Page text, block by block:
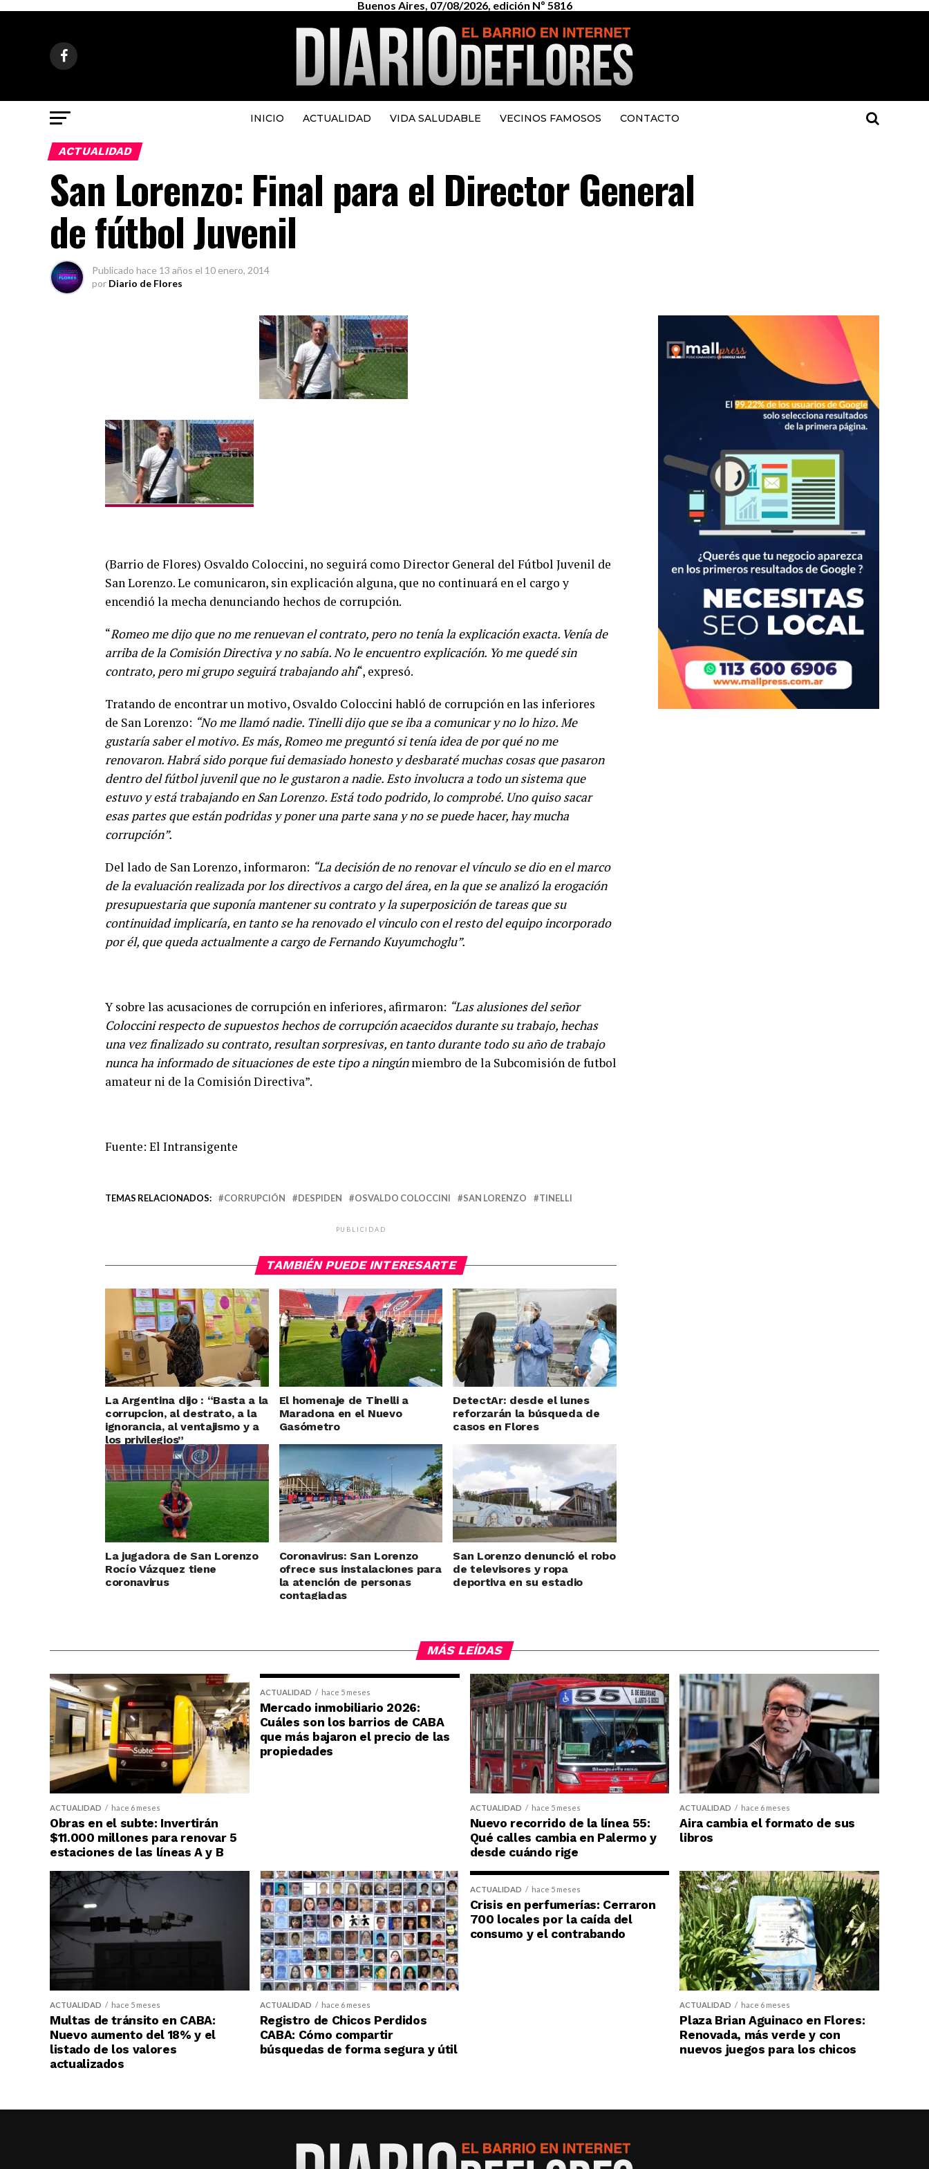
Buenos Aires, 07/08/2026, edición Nº 5816
INICIO ACTUALIDAD VIDA SALUDABLE VECINOS FAMOSOS CONTACTO
ACTUALIDAD
San Lorenzo: Final para el Director General
de fútbol Juvenil
Publicado hace 13 años el 10 enero, 2014
por Diario de Flores
(Barrio de Flores) Osvaldo Coloccini, no seguirá como Director General del Fútbol Juvenil de
San Lorenzo. Le comunicaron, sin explicación alguna, que no continuará en el cargo y
encendió la mecha denunciando hechos de corrupción.
“Romeo me dijo que no me renuevan el contrato, pero no tenía la explicación exacta. Venía de
arriba de la Comisión Directiva y no sabía. No le encuentro explicación. Yo me quedé sin
contrato, pero mi grupo seguirá trabajando ahí“, expresó.
Tratando de encontrar un motivo, Osvaldo Coloccini habló de corrupción en las inferiores
de San Lorenzo: “No me llamó nadie. Tinelli dijo que se iba a comunicar y no lo hizo. Me
gustaría saber el motivo. Es más, Romeo me preguntó si tenía idea de por qué no me
renovaron. Habrá sido porque fui demasiado honesto y desbaraté muchas cosas que pasaron
dentro del fútbol juvenil que no le gustaron a nadie. Esto involucra a todo un sistema que
estuvo y está trabajando en San Lorenzo. Está todo podrido, lo comprobé. Uno quiso sacar
esas partes que están podridas y poner una parte sana y no se puede hacer, hay mucha
corrupción”.
Del lado de San Lorenzo, informaron: “La decisión de no renovar el vínculo se dio en el marco
de la evaluación realizada por los directivos a cargo del área, en la que se analizó la erogación
presupuestaria que suponía mantener su contrato y la superposición de tareas que su
continuidad implicaría, en tanto se ha renovado el vinculo con el resto del equipo incorporado
por él, que queda actualmente a cargo de Fernando Kuyumchoglu”.
Y sobre las acusaciones de corrupción en inferiores, afirmaron: “Las alusiones del señor
Coloccini respecto de supuestos hechos de corrupción acaecidos durante su trabajo, hechas
una vez finalizado su contrato, resultan sorpresivas, en tanto durante todo su año de trabajo
nunca ha informado de situaciones de este tipo a ningúnmiembro de la Subcomisión de futbol
amateur ni de la Comisión Directiva”.
Fuente: El Intransigente
TEMAS RELACIONADOS: CORRUPCIÓN DESPIDEN OSVALDO COLOCCINI SAN LORENZO TINELLI
PUBLICIDAD
TAMBIÉN PUEDE INTERESARTE
La Argentina dijo : “Basta a la
corrupcion, al destrato, a la
ignorancia, al ventajismo y a
los privilegios”
El homenaje de Tinelli a
Maradona en el Nuevo
Gasómetro
DetectAr: desde el lunes
reforzarán la búsqueda de
casos en Flores
La jugadora de San Lorenzo
Rocío Vázquez tiene
coronavirus
Coronavirus: San Lorenzo
ofrece sus instalaciones para
la atención de personas
contagiadas
San Lorenzo denunció el robo
de televisores y ropa
deportiva en su estadio
MÁS LEÍDAS
ACTUALIDAD hace 6 meses
Obras en el subte: Invertirán
$11.000 millones para renovar 5
estaciones de las líneas A y B
ACTUALIDAD hace 5 meses
Mercado inmobiliario 2026:
Cuáles son los barrios de CABA
que más bajaron el precio de las
propiedades
ACTUALIDAD hace 5 meses
Nuevo recorrido de la línea 55:
Qué calles cambia en Palermo y
desde cuándo rige
ACTUALIDAD hace 6 meses
Aira cambia el formato de sus
libros
ACTUALIDAD hace 5 meses
Multas de tránsito en CABA:
Nuevo aumento del 18% y el
listado de los valores
actualizados
ACTUALIDAD hace 6 meses
Registro de Chicos Perdidos
CABA: Cómo compartir
búsquedas de forma segura y útil
ACTUALIDAD hace 5 meses
Crisis en perfumerías: Cerraron
700 locales por la caída del
consumo y el contrabando
ACTUALIDAD hace 6 meses
Plaza Brian Aguinaco en Flores:
Renovada, más verde y con
nuevos juegos para los chicos